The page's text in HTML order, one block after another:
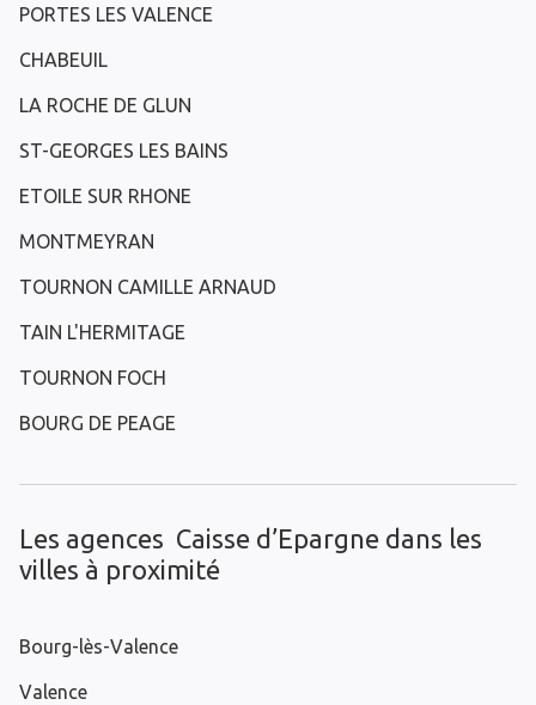
PORTES LES VALENCE
CHABEUIL
LA ROCHE DE GLUN
ST-GEORGES LES BAINS
ETOILE SUR RHONE
MONTMEYRAN
TOURNON CAMILLE ARNAUD
TAIN L'HERMITAGE
TOURNON FOCH
BOURG DE PEAGE
Les agences Caisse d’Epargne dans les
villes à proximité
Bourg-lès-Valence
Valence